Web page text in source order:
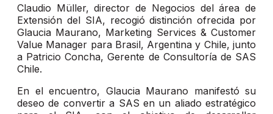
Claudio Müller, director de Negocios del área de
Extensión del SIA, recogió distinción ofrecida por
Glaucia Maurano, Marketing Services & Customer
Value Manager para Brasil, Argentina y Chile, junto
a Patricio Concha, Gerente de Consultoría de SAS
Chile.
En el encuentro, Glaucia Maurano manifestó su
deseo de convertir a SAS en un aliado estratégico